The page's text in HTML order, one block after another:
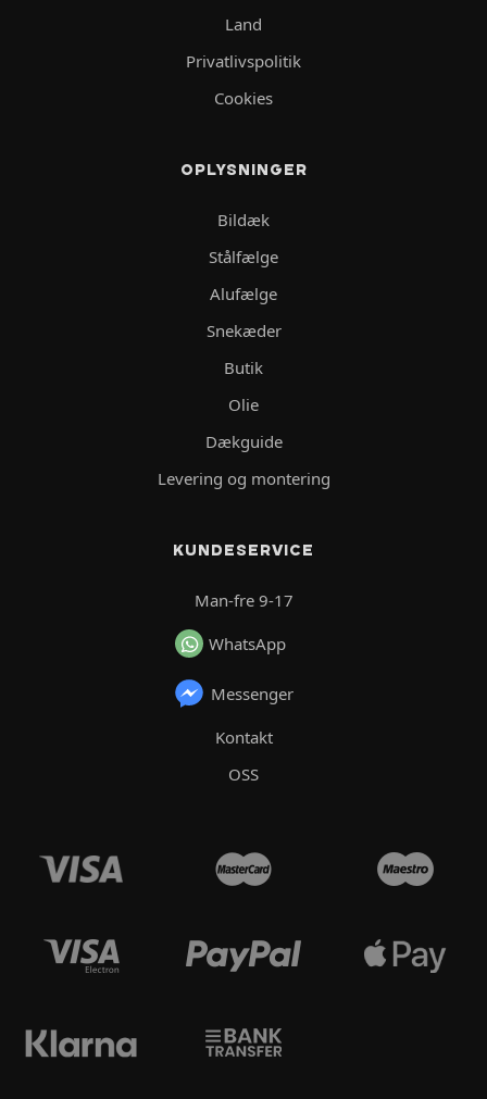
Land
Privatlivspolitik
Cookies
OPLYSNINGER
Bildæk
Stålfælge
Alufælge
Snekæder
Butik
Olie
Dækguide
Levering og montering
KUNDESERVICE
Man-fre 9-17
WhatsApp
Messenger
Kontakt
OSS